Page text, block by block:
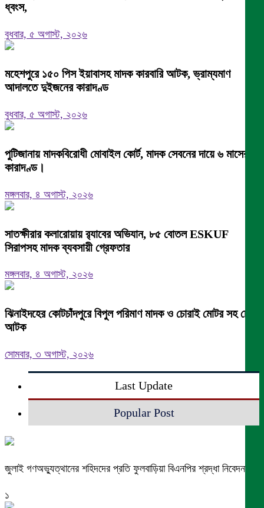
ধ্বংস,
বুধবার, ৫ অগাস্ট, ২০২৬
মহেশপুরে ১৫০ পিস ইয়াবাসহ মাদক কারবারি আটক, ভ্রাম্যমাণ
আদালতে দুইজনের কারাদণ্ড
বুধবার, ৫ অগাস্ট, ২০২৬
পুটিজানায় মাদকবিরোধী মোবাইল কোর্ট, মাদক সেবনের দায়ে ৬ মাসের
কারাদণ্ড।
মঙ্গলবার, ৪ অগাস্ট, ২০২৬
সাতক্ষীরার কলারোয়ায় র‍্যাবের অভিযান, ৮৫ বোতল ESKUF
সিরাপসহ মাদক ব্যবসায়ী গ্রেফতার
মঙ্গলবার, ৪ অগাস্ট, ২০২৬
ঝিনাইদহের কোটচাঁদপুরে বিপুল পরিমাণ মাদক ও চোরাই মোটর সহ চোর
আটক
সোমবার, ৩ অগাস্ট, ২০২৬
Last Update
Popular Post
জুলাই গণঅভ্যুত্থানের শহিদদের প্রতি ফুলবাড়িয়া বিএনপির শ্রদ্ধা নিবেদন
১